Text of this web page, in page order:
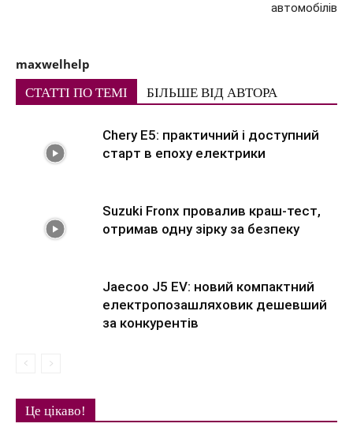
автомобілів
maxwelhelp
СТАТТІ ПО ТЕМІ БІЛЬШЕ ВІД АВТОРА
Chery E5: практичний і доступний
старт в епоху електрики
Suzuki Fronx провалив краш-тест,
отримав одну зірку за безпеку
Jaecoo J5 EV: новий компактний
електропозашляховик дешевший
за конкурентів
Це цікаво!